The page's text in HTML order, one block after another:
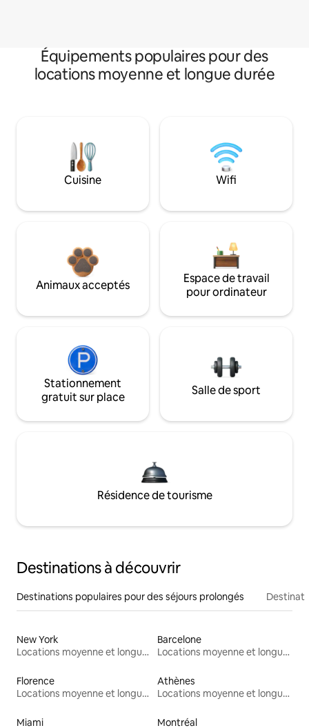
Équipements populaires pour des
locations moyenne et longue durée
Cuisine Wifi
Animaux acceptés
Espace de travail
pour ordinateur
Stationnement
gratuit sur place
Salle de sport
Résidence de tourisme
Destinations à découvrir
Destinations populaires pour des séjours prolongés
New York
Locations moyenne et longue durée
Barcelone
Locations moyenne et longue durée
Florence
Locations moyenne et longue durée
Athènes
Locations moyenne et longue durée
Miami Montréal